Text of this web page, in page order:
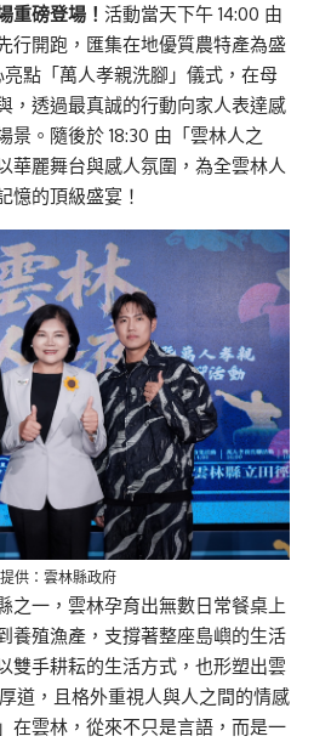
重磅登場！ 活動當天下午 14:00 由
行開跑，匯集在地優質農特產為盛
點「萬人孝親洗腳」儀式，在母
，透過最真誠的行動向家人表達感
景。隨後於 18:30 由「雲林人之
華麗舞台與感人氛圍，為全雲林人
憶的頂級盛宴！
供：雲林縣政府
之一，雲林孕育出無數日常餐桌上
養殖漁產，支撐著整座島嶼的生活
雙手耕耘的生活方式，也形塑出雲
道，且格外重視人與人之間的情感
在雲林，從來不只是言語，而是一